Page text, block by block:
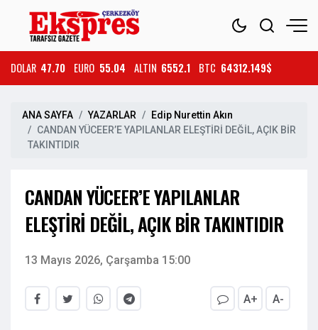
DOLAR 47.70 EURO 55.04 ALTIN 6552.1 BTC 64312.149$
ANA SAYFA YAZARLAR
Edip Nurettin Akın
CANDAN YÜCEER’E YAPILANLAR ELEŞTİRİ DEĞİL, AÇIK BİR
TAKINTIDIR
CANDAN YÜCEER’E YAPILANLAR
ELEŞTİRİ DEĞİL, AÇIK BİR TAKINTIDIR
13 Mayıs 2026, Çarşamba 15:00
A+ A-